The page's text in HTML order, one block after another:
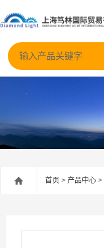
首页 > 产品中心 >